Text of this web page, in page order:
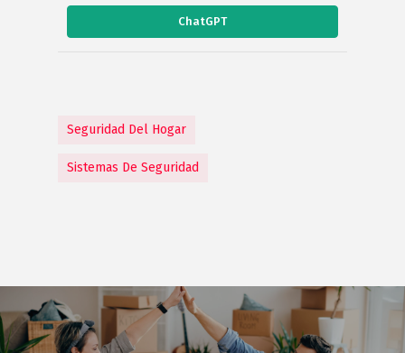
ChatGPT
Seguridad Del Hogar
Sistemas De Seguridad